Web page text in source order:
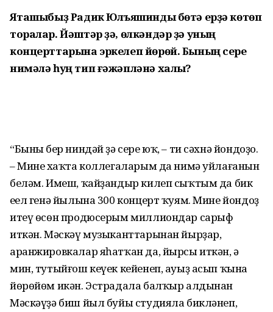
Яҡташыбыҙ Радик Юлъяҡшинды бөтә ерҙә көтөп
торалар. Йәштәр ҙә, өлкәндәр ҙә уның
концерттарына эркелеп йөрөй. Бының сере
нимәлә һуң тип ғәжәпләнә халыҡ?
“Бының бер ниндәй ҙә сере юҡ, – ти сәхнә йондоҙо.
– Минең хаҡта коллегаларым да нимә уйлағанын
беләм. Имеш, ҡайҙандыр килеп сыҡтым да бик
еңел генә йылына 300 концерт ҡуям. Мине йондоҙ
итеү өсөн продюсерым миллиондар сарыф
иткән. Мәскәү музыканттарынан йырҙар,
аранжировкалар яһатҡан да, йырсы иткән, ә
мин, тутыйғош кеүек кейенеп, ауыҙ асып ҡына
йөрөйөм икән. Эстрадала балҡыр алдынан
Мәскәүҙә биш йыл буйы студияла бикләнеп,